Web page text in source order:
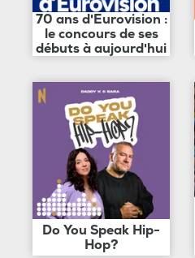
70 ans d'Eurovision :
le concours de ses
débuts à aujourd'hui
Do You Speak Hip-
Hop?